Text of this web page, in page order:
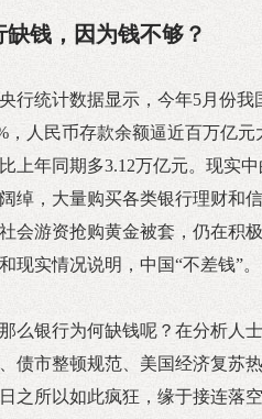
缺钱，因为钱不够？
央行统计数据显示，今年5月份
，人民币存款余额逼近百万亿
上年同期多3.12万亿元。现实
绰，大量购买各类银行理财和
会游资抢购黄金被套，仍在积
现实情况说明，中国“不差钱”。
那么银行为何缺钱呢？在分析人
债市整顿规范、美国经济复苏
日之所以如此疯狂，缘于接连落